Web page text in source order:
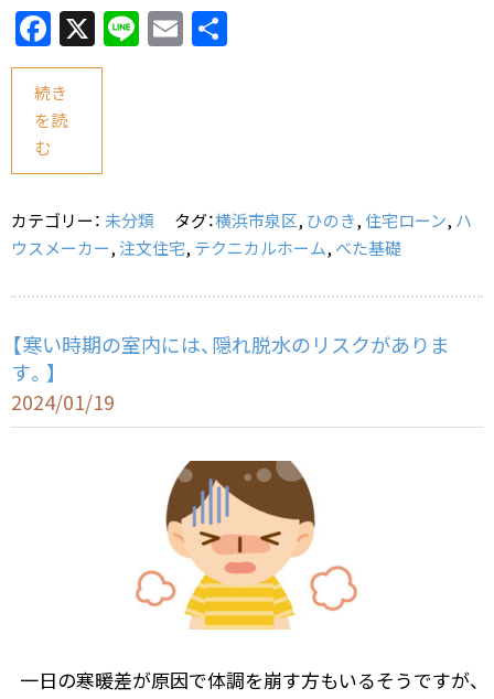
F
a
c
e
b
o
o
X Li
n
E
m
続き
を読
む
カテゴリー： 未分類 タグ：横浜市泉区, ひのき,住宅ローン, ハ
ウスメーカー,注文住宅, テクニカルホーム, べた基礎
【寒い時期の室内には、隠れ脱水のリスクがありま
す。】
2024/01/19
一日の寒暖差が原因で体調を崩す方もいるそうですが、